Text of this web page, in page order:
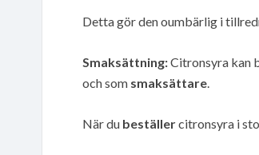
Detta gör den oumbärlig i
Smaksättning:Citronsyra kan
och som smaksättare
När du beställercitronsyra i